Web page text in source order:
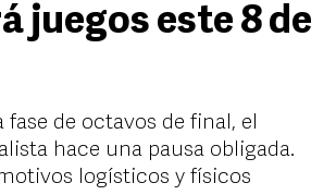
juegos este 8 de
fase de octavos de final, el
hace una pausa obligada.
logísticos y físicos